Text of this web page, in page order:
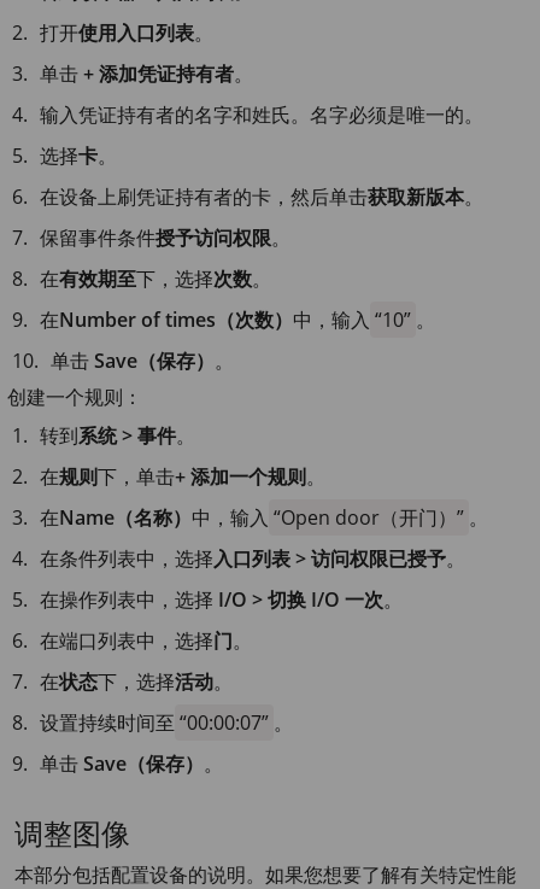
打开使用入口列表。
单击+ 添加凭证持有者。
输入凭证持有者的名字和姓氏。名字必须是唯一的。
选择卡。
在设备上刷凭证持有者的卡，然后单击获取新版本。
保留事件条件授予访问权限。
在有效期至下，选择次数。
在Number of times（次数） 中，输入 10 。
单击Save（保存） 。
创建一个规则：
转到系统 > 事件。
在规则下，单击+ 添加一个规则。
在Name（名称） 中，输入 Open door（开门） 。
在条件列表中，选择入口列表 > 访问权限已授予。
在操作列表中，选择 I/O > 切换 I/O 一次。
在端口列表中，选择门。
在状态下，选择活动。
设置持续时间至 00:00:07 。
单击Save（保存） 。
调整图像
本部分包括配置设备的说明。如果您想要了解有关特定性能